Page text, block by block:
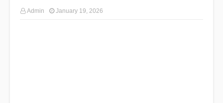
Admin January 19, 2026